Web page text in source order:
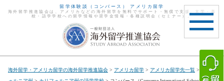
toggle
留学体験談（コンバース） アメリカ留学
海外留学推進協会は、アメリカなどの海外留学を無料でサポート・無償で支援。大学・高
校・語学学校への留学情報や奨学金情報・各種説明会（セミナー）。
海外留学・アメリカ留学の海外留学推進協会 > アメリカ留学 > アメリカ留学先一覧 >
カリフ